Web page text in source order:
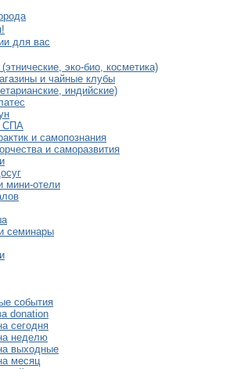
для вас
эко-био, косметика)
и чайные клубы
индийские)
СПА
и самопознания
и саморазвития
мини-отели
семинары
события
donation
сегодня
неделю
выходные
месяц